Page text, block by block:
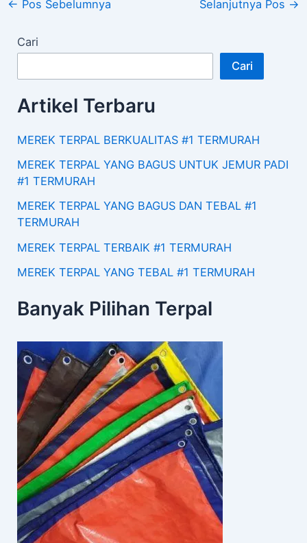
← Pos Sebelumnya Selanjutnya Pos →
Cari
Cari
Artikel Terbaru
MEREK TERPAL BERKUALITAS #1 TERMURAH
MEREK TERPAL YANG BAGUS UNTUK JEMUR PADI
#1 TERMURAH
MEREK TERPAL YANG BAGUS DAN TEBAL #1
TERMURAH
MEREK TERPAL TERBAIK #1 TERMURAH
MEREK TERPAL YANG TEBAL #1 TERMURAH
Banyak Pilihan Terpal